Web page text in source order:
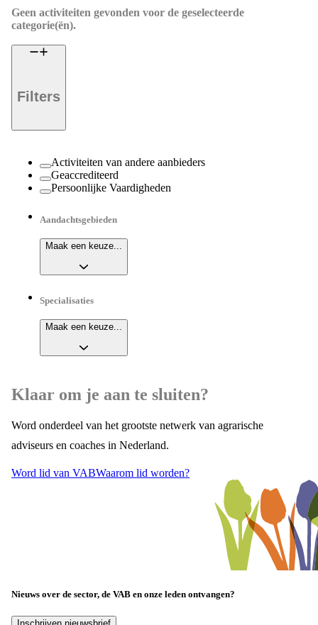
Geen activiteiten gevonden voor de geselecteerde
categorie(ën).
Filters
Activiteiten van andere aanbieders
Geaccrediteerd
Persoonlijke Vaardigheden
Aandachtsgebieden
Maak een keuze...
Specialisaties
Maak een keuze...
Klaar om je aan te sluiten?
Word onderdeel van het grootste netwerk van agrarische
adviseurs en coaches in Nederland.
Word lid van VABWaarom lid worden?
Nieuws over de sector, de VAB en onze leden ontvangen?